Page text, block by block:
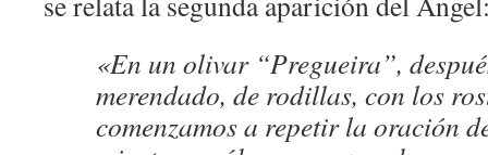
«En un olivar “Pregueira”,
merendado, de rodillas, con los
comenzamos a repetir la oración